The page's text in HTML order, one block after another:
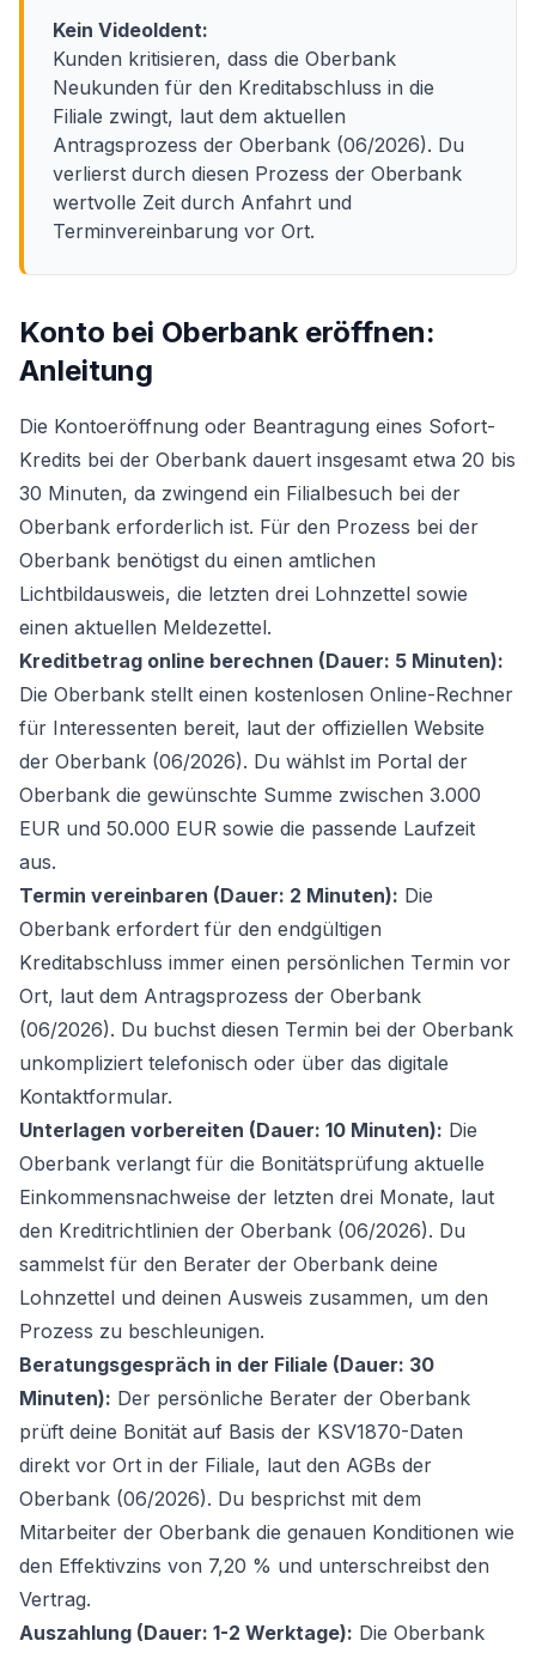
Kein VideoIdent:
Kunden kritisieren, dass die Oberbank
Neukunden für den Kreditabschluss in die
Filiale zwingt, laut dem aktuellen
Antragsprozess der Oberbank (06/2026). Du
verlierst durch diesen Prozess der Oberbank
wertvolle Zeit durch Anfahrt und
Terminvereinbarung vor Ort.
Konto bei Oberbank eröffnen:
Anleitung
Die Kontoeröffnung oder Beantragung eines Sofort-
Kredits bei der Oberbank dauert insgesamt etwa 20 bis
30 Minuten, da zwingend ein Filialbesuch bei der
Oberbank erforderlich ist. Für den Prozess bei der
Oberbank benötigst du einen amtlichen
Lichtbildausweis, die letzten drei Lohnzettel sowie
einen aktuellen Meldezettel.
Kreditbetrag online berechnen (Dauer: 5 Minuten):
Die Oberbank stellt einen kostenlosen Online-Rechner
für Interessenten bereit, laut der offiziellen Website
der Oberbank (06/2026). Du wählst im Portal der
Oberbank die gewünschte Summe zwischen 3.000
EUR und 50.000 EUR sowie die passende Laufzeit
aus.
Termin vereinbaren (Dauer: 2 Minuten): Die
Oberbank erfordert für den endgültigen
Kreditabschluss immer einen persönlichen Termin vor
Ort, laut dem Antragsprozess der Oberbank
(06/2026). Du buchst diesen Termin bei der Oberbank
unkompliziert telefonisch oder über das digitale
Kontaktformular.
Unterlagen vorbereiten (Dauer: 10 Minuten): Die
Oberbank verlangt für die Bonitätsprüfung aktuelle
Einkommensnachweise der letzten drei Monate, laut
den Kreditrichtlinien der Oberbank (06/2026). Du
sammelst für den Berater der Oberbank deine
Lohnzettel und deinen Ausweis zusammen, um den
Prozess zu beschleunigen.
Beratungsgespräch in der Filiale (Dauer: 30
Minuten): Der persönliche Berater der Oberbank
prüft deine Bonität auf Basis der KSV1870-Daten
direkt vor Ort in der Filiale, laut den AGBs der
Oberbank (06/2026). Du besprichst mit dem
Mitarbeiter der Oberbank die genauen Konditionen wie
den Effektivzins von 7,20 % und unterschreibst den
Vertrag.
Auszahlung (Dauer: 1-2 Werktage): Die Oberbank